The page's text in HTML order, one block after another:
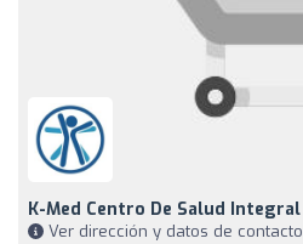
K-Med Centro De Salud Integral
Ver dirección y datos de contacto